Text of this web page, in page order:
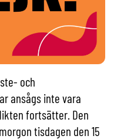
och
ansågs inte vara
fortsätter. Den
tisdagen den 15